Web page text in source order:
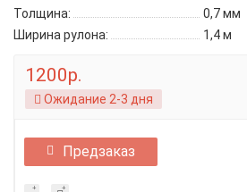
Толщина:
0,7 мм
Ширина рулона:
1,4 м
1200р.
Ожидание 2-3 дня
Предзаказ